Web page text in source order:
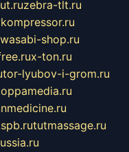
zebra-tlt.ru
wasabi-shop.ru
x-ton.ru
tor-lyubov-i-grom.ru
tutmassage.ru